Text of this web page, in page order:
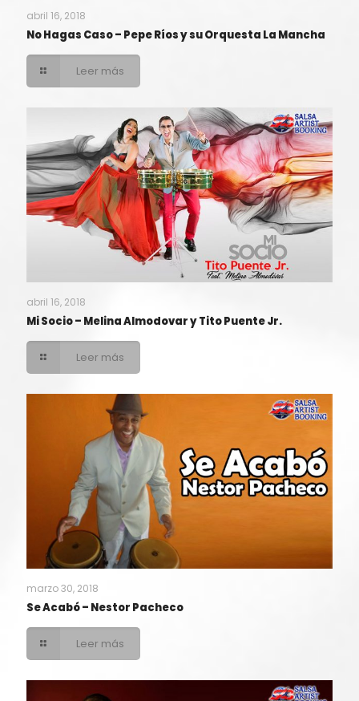
abril 16, 2018
No Hagas Caso – Pepe Ríos y su Orquesta La Mancha
Leer más
abril 16, 2018
Mi Socio – Melina Almodovar y Tito Puente Jr.
Leer más
marzo 30, 2018
Se Acabó – Nestor Pacheco
Leer más